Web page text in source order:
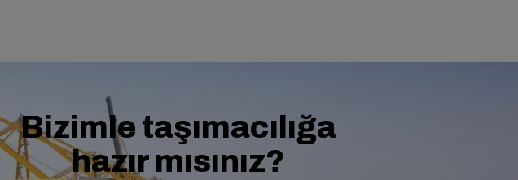
Bizimle taşımacılığa
hazır mısınız?